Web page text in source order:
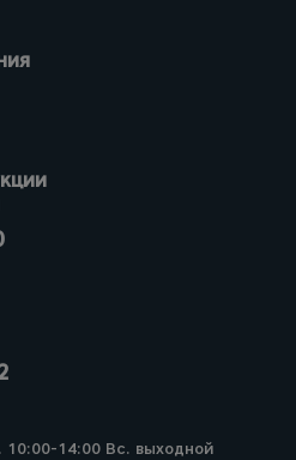
14:00 Вс. выходной